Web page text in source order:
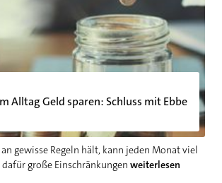
Alltag Geld sparen: Schluss mit Ebbe
gewisse Regeln hält, kann jeden Monat viel
große Einschränkungen weiterlesen